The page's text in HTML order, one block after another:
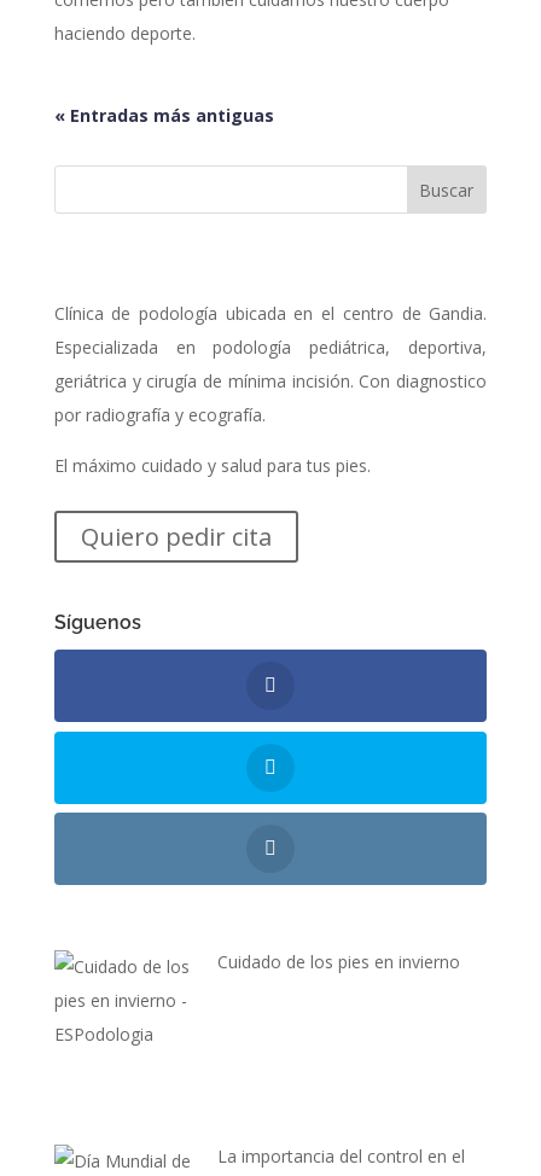
haciendo deporte.
« Entradas más antiguas
Clínica de podología ubicada en el centro de Gandia.
Especializada en podología pediátrica, deportiva,
geriátrica y cirugía de mínima incisión. Con diagnostico
por radiografía y ecografía.
El máximo cuidado y salud para tus pies.
Quiero pedir cita
Síguenos
Cuidado de los pies en invierno
La importancia del control en el